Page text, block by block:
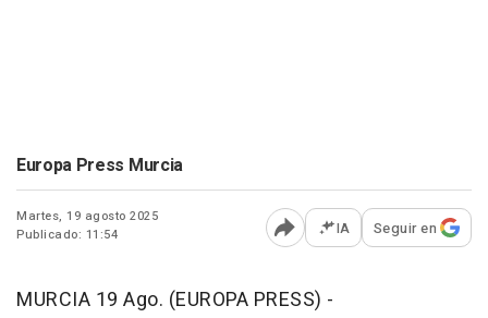
Europa Press Murcia
Martes, 19 agosto 2025
Publicado: 11:54
Abrir opciones para
IA Seguir en
MURCIA 19 Ago. (EUROPA PRESS) -